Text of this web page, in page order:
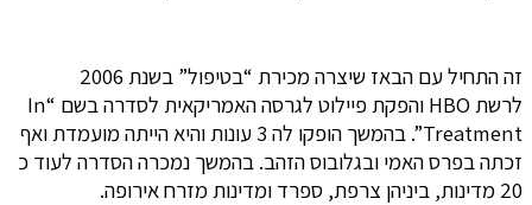
זה התחיל עם הבאז שיצרה מכירת “בטיפול” בשנת 2006
לרשת HBO והפקת פיילוט לגרסה האמריקאית לסדרה בשם “In
Treatment”. בהמשך הופקו לה 3 עונות והיא הייתה מועמדת ואף
זכתה בפרס האמי ובגלובוס הזהב. בהמשך נמכרה הסדרה לעוד כ
20 מדינות, ביניהן צרפת, ספרד ומדינות מזרח אירופה.